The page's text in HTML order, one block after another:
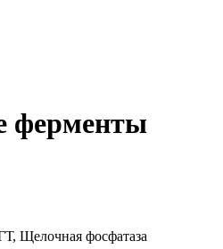
ферменты
Щелочная фосфатаза